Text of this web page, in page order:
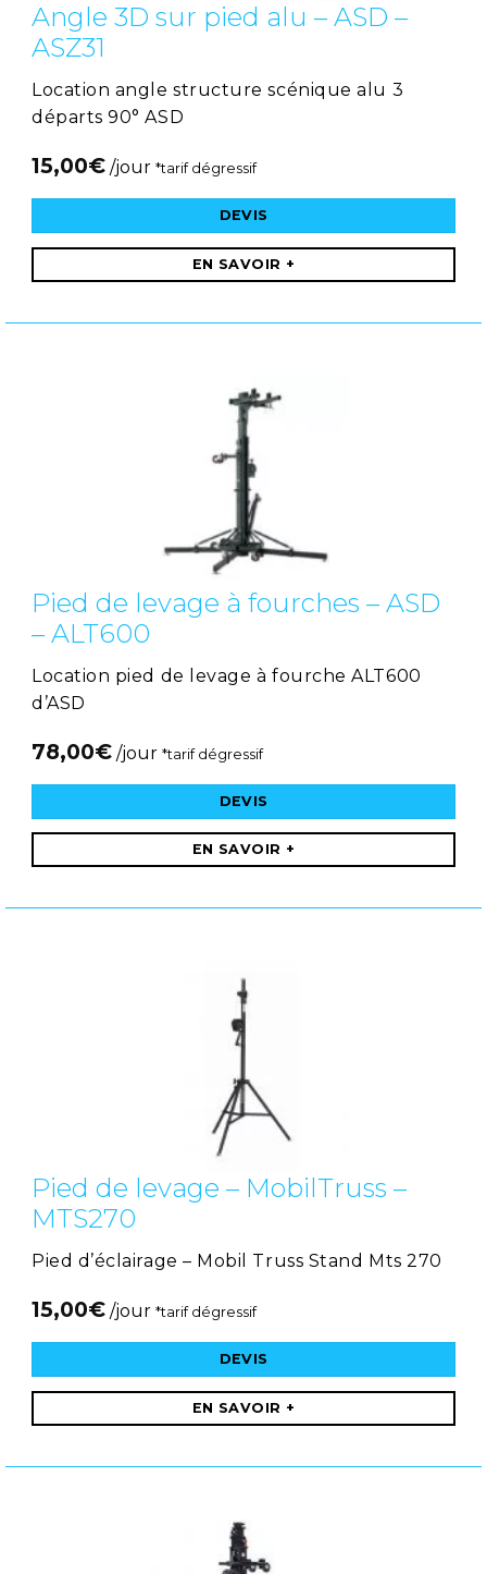
Angle 3D sur pied alu – ASD –
ASZ31
Location angle structure scénique alu 3
départs 90° ASD
15,00€ /jour *tarif dégressif
DEVIS
EN SAVOIR +
Pied de levage à fourches – ASD
– ALT600
Location pied de levage à fourche ALT600
d’ASD
78,00€ /jour *tarif dégressif
DEVIS
EN SAVOIR +
Pied de levage – MobilTruss –
MTS270
Pied d’éclairage – Mobil Truss Stand Mts 270
15,00€ /jour *tarif dégressif
DEVIS
EN SAVOIR +